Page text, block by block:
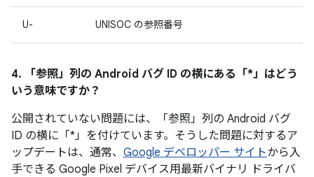
U- UNISOC の参照番号
4. 「参照」 列の Android バグ ID の横にある「*」はどう
いう意味ですか？
公開されていない問題には、「参照」列の Android バグ
ID の横に「*」を付けています。そうした問題に対するア
ップデートは、通常、 Google デベロッパー サイトから入
手できる Google Pixel デバイス用最新バイナリ ドライバ